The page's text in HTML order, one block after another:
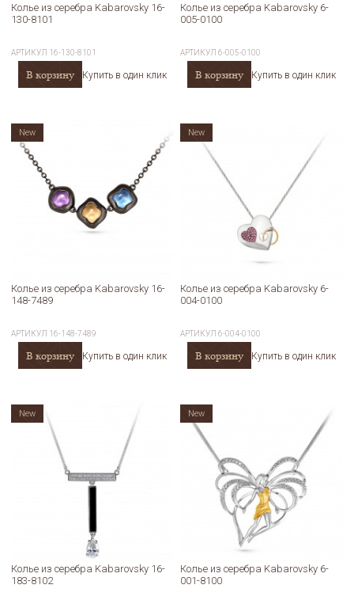
Колье из серебра Kabarovsky 16-
130-8101
АРТИКУЛ 16-130-8101
В корзину Купить в один клик
Колье из серебра Kabarovsky 6-
005-0100
АРТИКУЛ6-005-0100
В корзину Купить в один клик
Колье из серебра Kabarovsky 16-
148-7489
АРТИКУЛ 16-148-7489
В корзину Купить в один клик
New
Колье из серебра Kabarovsky 6-
004-0100
АРТИКУЛ6-004-0100
В корзину Купить в один клик
New
Колье из серебра Kabarovsky 16-
183-8102
New
Колье из серебра Kabarovsky 6-
001-8100
New